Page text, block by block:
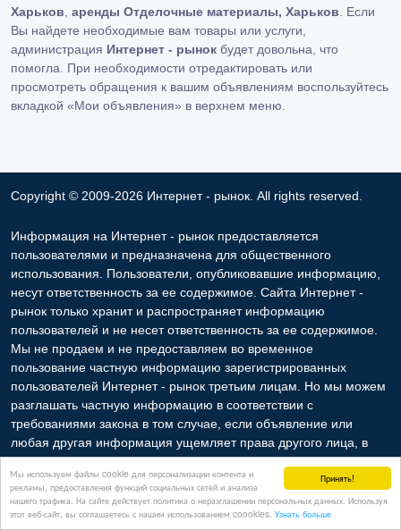
Принять!
Мы используем файлы cookie для персонализации контента и
рекламы, предоставления функций социальных сетей и анализа
нашего трафика. На сайте действует политика о неразглашении персональных данных. Используя
этот веб-сайт, вы соглашаетесь с нашим использованием coookies. Узнать больше
Харьков аренды Отделочные материалы, Харьков . Если
Вы найдете необходимые вам товары или услуги,
администрация Интернет - рынок будет довольна, что
помогла. При необходимости отредактировать или
просмотреть обращения к вашим объявлениям воспользуйтесь
вкладкой «Мои объявления» в верхнем меню.
Copyright © 2009-2026 Интернет - рынок. All rights reserved.
Информация на Интернет - рынок предоставляется
пользователями и предназначена для общественного
использования. Пользователи, опубликовавшие информацию,
несут ответственность за ее содержимое. Сайта Интернет -
рынок только хранит и распространяет информацию
пользователей и не несет ответственность за ее содержимое.
Мы не продаем и не предоставляем во временное
пользование частную информацию зарегистрированных
пользователей Интернет - рынок третьим лицам. Но мы можем
разглашать частную информацию в соответствии с
требованиями закона в том случае, если объявление или
любая другая информация ущемляет права другого лица, в
целях защиты прав собственности и безопасности
пользователей. Мы также не отвечаем за правила
конфиденциальности сайтов, на которые ссылается Интернет -
рынок. На некоторых страницах нашего сайта представлена